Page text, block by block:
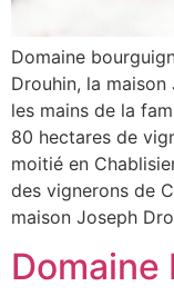
Domaine
Drouhin, la
les mains de la
80 hectares de
moitié en
des vignerons de
maison Joseph
Domaine